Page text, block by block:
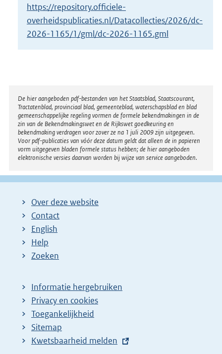
https://repository.officiele-
overheidspublicaties.nl/Datacollecties/2026/dc-
2026-1165/1/gml/dc-2026-1165.gml
Disclaimer
De hier aangeboden pdf-bestanden van het Staatsblad, Staatscourant,
Tractatenblad, provinciaal blad, gemeenteblad, waterschapsblad en blad
gemeenschappelijke regeling vormen de formele bekendmakingen in de
zin van de Bekendmakingswet en de Rijkswet goedkeuring en
bekendmaking verdragen voor zover ze na 1 juli 2009 zijn uitgegeven.
Voor pdf-publicaties van vóór deze datum geldt dat alleen de in papieren
vorm uitgegeven bladen formele status hebben; de hier aangeboden
elektronische versies daarvan worden bij wijze van service aangeboden.
Over deze website
Contact
English
Help
Zoeken
Informatie hergebruiken
Privacy en cookies
Toegankelijkheid
Sitemap
E
Kwetsbaarheid melden